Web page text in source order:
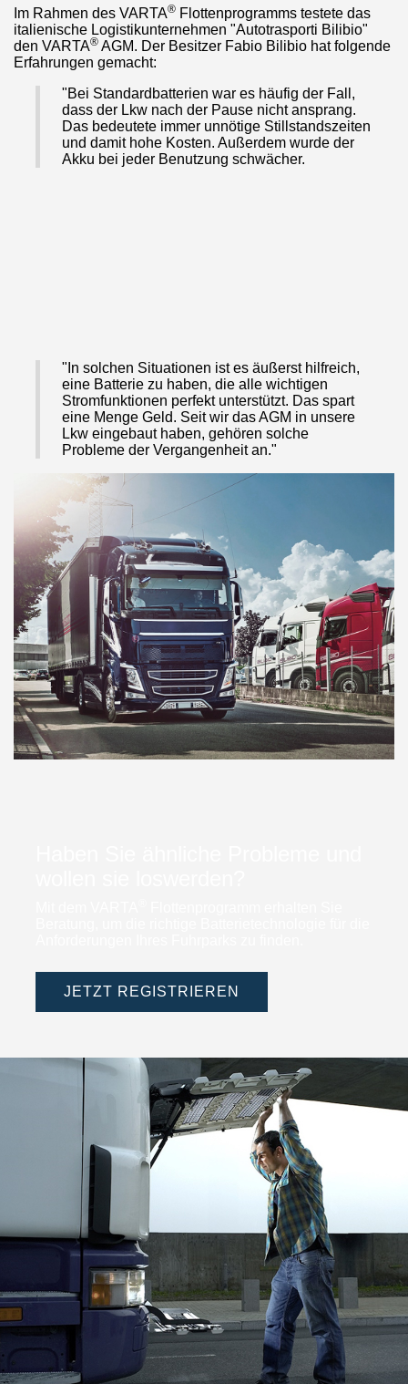
Im Rahmen des VARTA® Flottenprogramms testete das
italienische Logistikunternehmen "Autotrasporti Bilibio"
den VARTA® AGM. Der Besitzer Fabio Bilibio hat folgende
Erfahrungen gemacht:
"Bei Standardbatterien war es häufig der Fall,
dass der Lkw nach der Pause nicht ansprang.
Das bedeutete immer unnötige Stillstandszeiten
und damit hohe Kosten. Außerdem wurde der
Akku bei jeder Benutzung schwächer.
"In solchen Situationen ist es äußerst hilfreich,
eine Batterie zu haben, die alle wichtigen
Stromfunktionen perfekt unterstützt. Das spart
eine Menge Geld. Seit wir das AGM in unsere
Lkw eingebaut haben, gehören solche
Probleme der Vergangenheit an."
JETZT REGISTRIEREN